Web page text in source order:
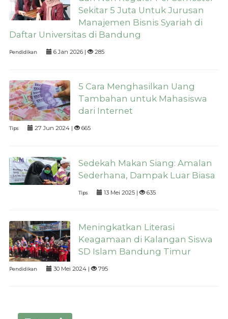
Sekitar 5 Juta Untuk Jurusan
Manajemen Bisnis Syariah di
Daftar Universitas di Bandung
Pendidikan 6 Jan 2026 | 285
5 Cara Menghasilkan Uang
Tambahan untuk Mahasiswa
dari Internet
Tips 27 Jun 2024 | 665
Sedekah Makan Siang: Amalan
Sederhana, Dampak Luar Biasa
Tips 13 Mei 2025 | 635
Meningkatkan Literasi
Keagamaan di Kalangan Siswa
SD Islam Bandung Timur
Pendidikan 30 Mei 2024 | 795